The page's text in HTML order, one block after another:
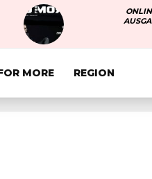
MORE REGION